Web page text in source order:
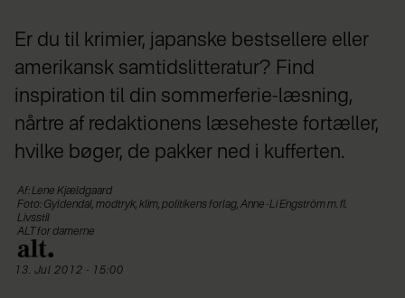
Er du til krimier, japanske bestsellere eller
amerikansk samtidslitteratur? Find
inspiration til din sommerferie-læsning,
nårtre af redaktionens læseheste fortæller,
hvilke bøger, de pakker ned i kufferten.
Af: Lene Kjældgaard
Foto: Gyldendal, modtryk, klim, politikens forlag, Anne-Li Engström m. fl.
Livsstil
ALT for damerne
13. Jul 2012 - 15:00